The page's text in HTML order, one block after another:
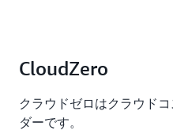
CloudZero
クラウドゼロはクラウド
ダーです。